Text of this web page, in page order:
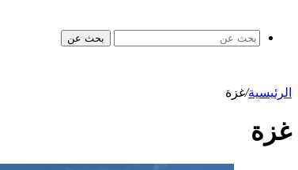
بحث عن
الرئيسية/غزة
غزة